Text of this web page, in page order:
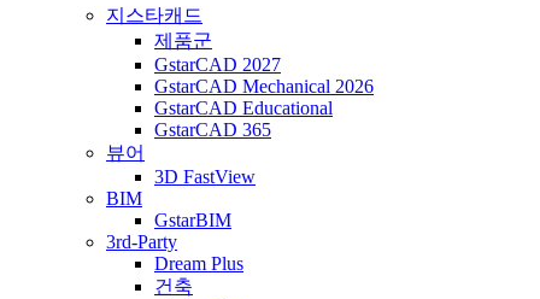
지스타캐드
제품군
GstarCAD 2027
GstarCAD Mechanical 2026
GstarCAD Educational
GstarCAD 365
뷰어
3D FastView
BIM
GstarBIM
3rd-Party
Dream Plus
건축